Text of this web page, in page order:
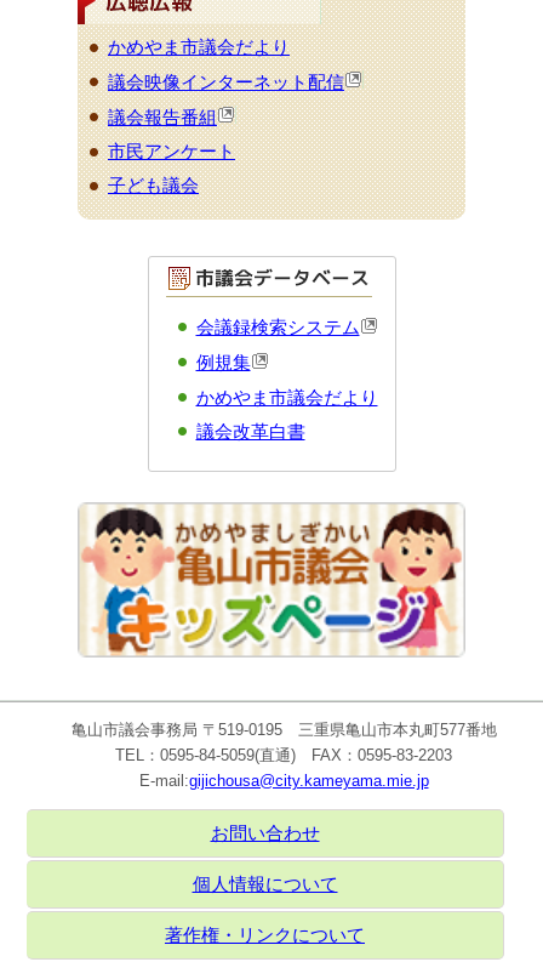
かめやま市議会だより
議会映像インターネット配信
議会報告番組
市民アンケート
子ども議会
会議録検索システム
例規集
かめやま市議会だより
議会改革白書
亀山市議会事務局 〒519-0195 三重県亀山市本丸町577番地
TEL：0595-84-5059(直通) FAX：0595-83-2203
E-mail:gijichousa@city.kameyama.mie.jp
お問い合わせ
個人情報について
著作権・リンクについて